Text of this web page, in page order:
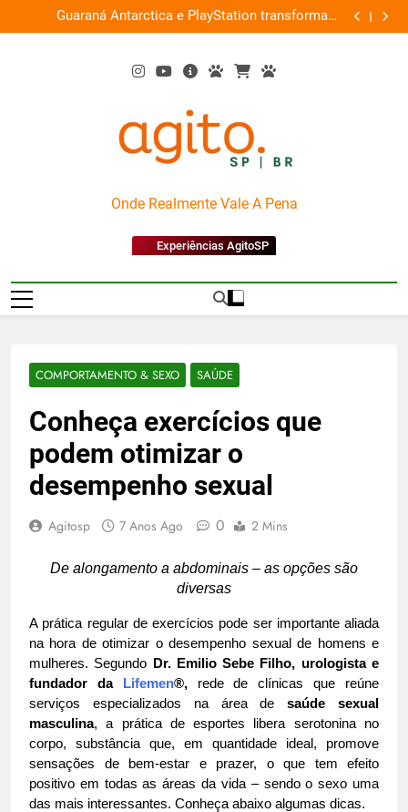
to
Guaraná Antarctica e PlayStation transformam
shopping em arena gamer gratuita
Busch
AgitoSP
Onde Realmente Vale A Pena
Experiências AgitoSP
COMPORTAMENTO & SEXO SAÚDE
Conheça exercícios que
podem otimizar o
desempenho sexual
Agitosp 7 Anos Ago 0 2 Mins
De alongamento a abdominais – as opções são
diversas
A prática regular de exercícios pode ser importante aliada
na hora de otimizar o desempenho sexual de homens e
mulheres. Segundo
Dr. Emilio Sebe Filho, urologista e
fundador da
Lifemen®,
rede de clínicas que reúne
serviços especializados na área de
saúde sexual
masculina, a prática de esportes libera serotonina no
corpo, substância que, em quantidade ideal, promove
sensações de bem-estar e prazer, o que tem efeito
positivo em todas as áreas da vida – sendo o sexo uma
das mais interessantes. Conheça abaixo algumas dicas.